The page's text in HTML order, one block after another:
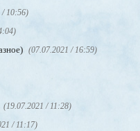
/ 10:56)
(07.07.2021 / 16:59)
(19.07.2021 / 11:28)
/ 11:17)